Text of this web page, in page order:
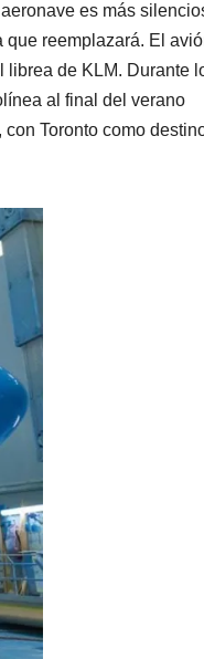
es más
que reemplazará. El
librea de KLM. Durante
al final del verano
Toronto como